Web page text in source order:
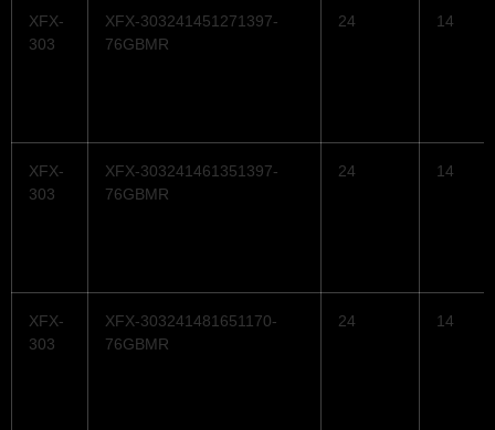
XFX-
303
XFX-303241451271397-
76GBMR
24 14
XFX-
303
XFX-303241461351397-
76GBMR
24 14
XFX-
303
XFX-303241481651170-
76GBMR
24 14